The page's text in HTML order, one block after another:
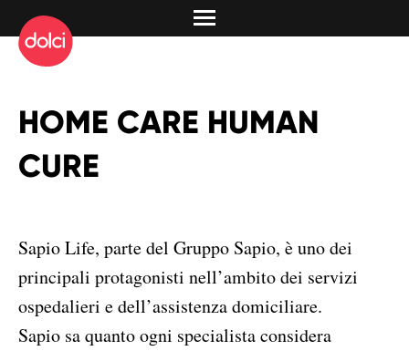
HOME CARE HUMAN
CURE
Sapio Life, parte del Gruppo Sapio, è uno dei
principali protagonisti nell’ambito dei servizi
ospedalieri e dell’assistenza domiciliare.
Sapio sa quanto ogni specialista considera